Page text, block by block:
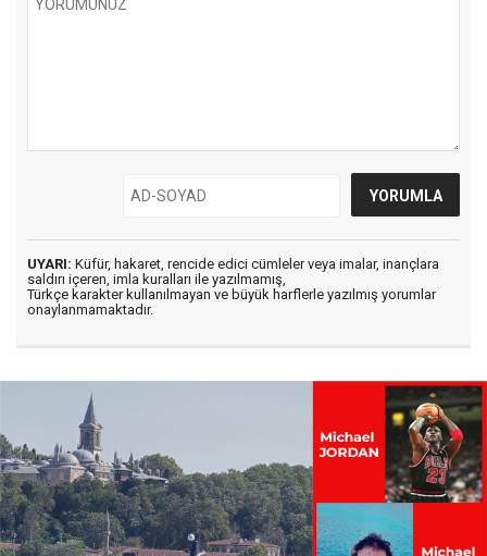
UYARI: Küfür, hakaret, rencide edici cümleler veya imalar, inançlara
saldırı içeren, imla kuralları ile yazılmamış,
Türkçe karakter kullanılmayan ve büyük harflerle yazılmış yorumlar
onaylanmamaktadır.